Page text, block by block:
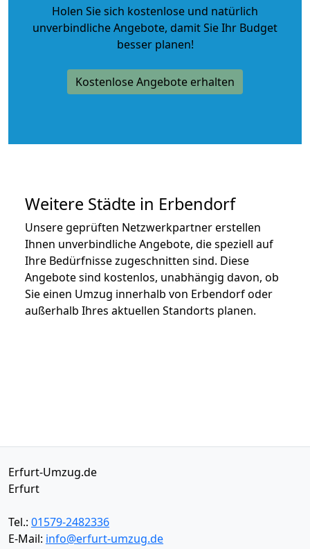
Holen Sie sich kostenlose und natürlich
unverbindliche Angebote, damit Sie Ihr Budget
besser planen!
Kostenlose Angebote erhalten
Weitere Städte in Erbendorf
Unsere geprüften Netzwerkpartner erstellen
Ihnen unverbindliche Angebote, die speziell auf
Ihre Bedürfnisse zugeschnitten sind. Diese
Angebote sind kostenlos, unabhängig davon, ob
Sie einen Umzug innerhalb von Erbendorf oder
außerhalb Ihres aktuellen Standorts planen.
Erfurt-Umzug.de
Erfurt
Tel.: 01579-2482336
E-Mail: info@erfurt-umzug.de